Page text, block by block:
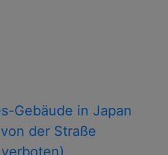
Gebäude in Japan
der Straße